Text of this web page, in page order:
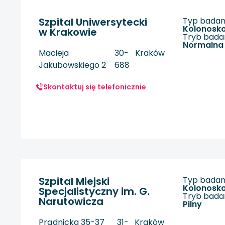
Szpital Uniwersytecki
w Krakowie
Macieja
Jakubowskiego 2
30-
688
Kraków
Skontaktuj się telefonicznie
Typ
Tryb
Normalna
Szpital Miejski
Specjalistyczny im. G.
Narutowicza
Prądnicka 35-37
31-
Kraków
Typ
Tryb
Pilny